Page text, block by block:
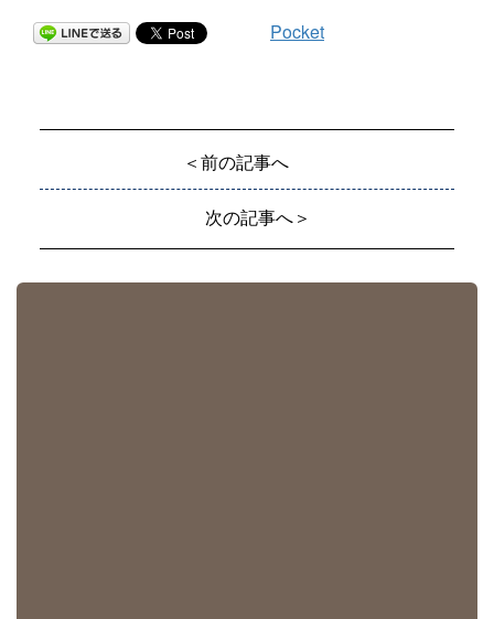
Pocket
＜前の記事へ
次の記事へ＞